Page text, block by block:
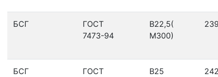
БСГ
ГОСТ
7473-94
В22,5(
М300)
БСГ
ГОСТ
В25